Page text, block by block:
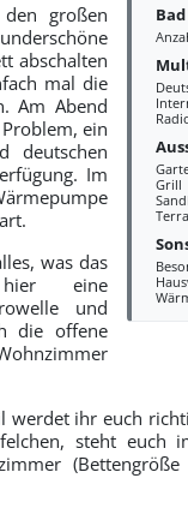
Bad
Grill
großen
abschalten
mal die
Am Abend
ein
deutschen
Im
was das
eine
und
die offene
werdet ihr euch
steht euch